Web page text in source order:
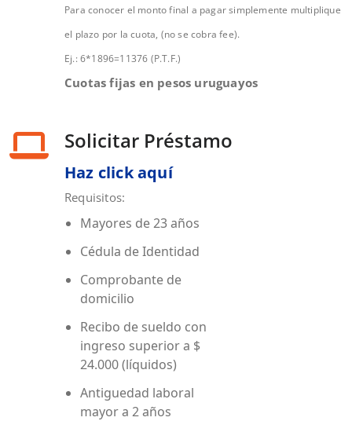
Para conocer el monto final a pagar simplemente multiplique
el plazo por la cuota, (no se cobra fee).
Ej.: 6*1896=11376 (P.T.F.)
Cuotas fijas en pesos uruguayos
Solicitar Préstamo
Haz click aquí
Requisitos:
Mayores de 23 años
Cédula de Identidad
Comprobante de
domicilio
Recibo de sueldo con
ingreso superior a $
24.000 (líquidos)
Antiguedad laboral
mayor a 2 años